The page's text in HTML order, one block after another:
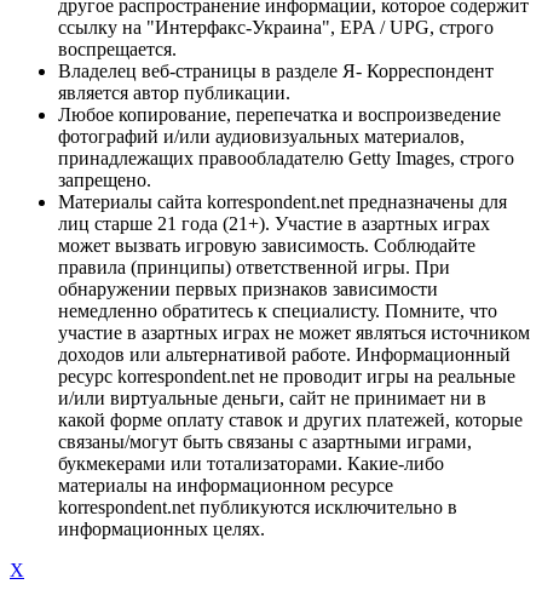
другое распространение информации, которое содержит
ссылку на "Интерфакс-Украина", EPA / UPG, строго
воспрещается.
Владелец веб-страницы в разделе Я- Корреспондент
является автор публикации.
Любое копирование, перепечатка и воспроизведение
фотографий и/или аудиовизуальных материалов,
принадлежащих правообладателю Getty Images, строго
запрещено.
Материалы сайта korrespondent.net предназначены для
лиц старше 21 года (21+). Участие в азартных играх
может вызвать игровую зависимость. Соблюдайте
правила (принципы) ответственной игры. При
обнаружении первых признаков зависимости
немедленно обратитесь к специалисту. Помните, что
участие в азартных играх не может являться источником
доходов или альтернативой работе. Информационный
ресурс korrespondent.net не проводит игры на реальные
и/или виртуальные деньги, сайт не принимает ни в
какой форме оплату ставок и других платежей, которые
связаны/могут быть связаны с азартными играми,
букмекерами или тотализаторами. Какие-либо
материалы на информационном ресурсе
korrespondent.net публикуются исключительно в
информационных целях.
X